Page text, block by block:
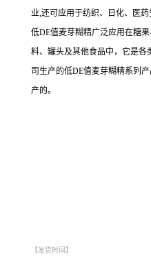
业,还可应用于纺织、日化、医药
低DE值麦芽糊精广泛应用在糖
料、罐头及其他食品中，它是各
司生产的低DE值麦芽糊精系列
产的。
【发货时间】